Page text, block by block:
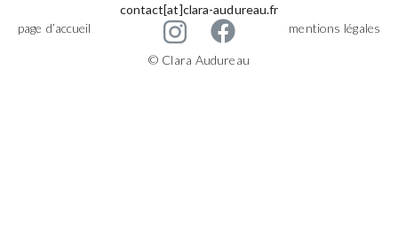
contact[at]clara-audureau.fr
page d’accueil
mentions légales
© Clara Audureau